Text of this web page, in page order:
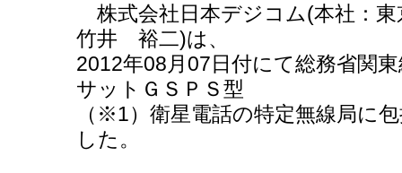
株式会社日本デジコム(本社：東
竹井 裕二)は、
2012年08月07日付にて総務省関
サットＧＳＰＳ型
（※1）衛星電話の特定無線局に
した。